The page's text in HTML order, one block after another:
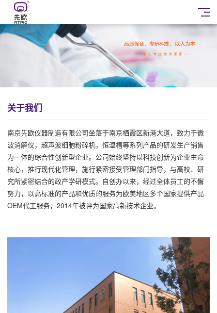
关于我们
南京先欧仪器制造有限公司坐落于南京栖霞区新港大道，致力于微
波消解仪，超声波细胞粉碎机，恒温槽等系列产品的研发生产销售
为一体的综合性创新型企业。公司始终坚持以科技创新为企业生命
核心，推行现代化管理，施行紧密接受管理部门指导，与高校、研
究所紧密结合的政产学研模式。自创办以来，经过全体员工的不懈
努力，以高标准的产品和优质的服务为欧美地区多个国家提供产品
OEM代工服务，2014年被评为国家高新技术企业。